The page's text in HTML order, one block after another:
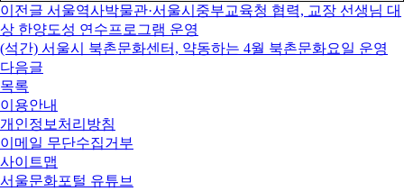
이전글 서울역사박물관·서울시중부교육청 협력, 교장 선생님 대
상 한양도성 연수프로그램 운영
(석간) 서울시 북촌문화센터, 약동하는 4월 북촌문화요일 운영
다음글
목록
이용안내
개인정보처리방침
이메일 무단수집거부
사이트맵
서울문화포털 유튜브